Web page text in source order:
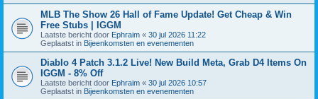
MLB The Show 26 Hall of Fame Update! Get Cheap & Win
Free Stubs | IGGM
Laatste bericht door Ephraim « 30 jul 2026 11:22
Geplaatst in Bijeenkomsten en evenementen
Diablo 4 Patch 3.1.2 Live! New Build Meta, Grab D4 Items On
IGGM - 8% Off
Laatste bericht door Ephraim « 30 jul 2026 10:57
Geplaatst in Bijeenkomsten en evenementen